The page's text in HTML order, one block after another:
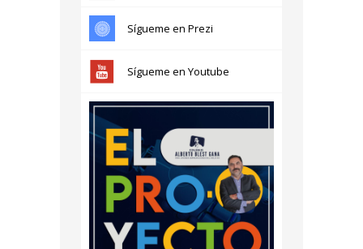
Sígueme en Prezi
Sígueme en Youtube